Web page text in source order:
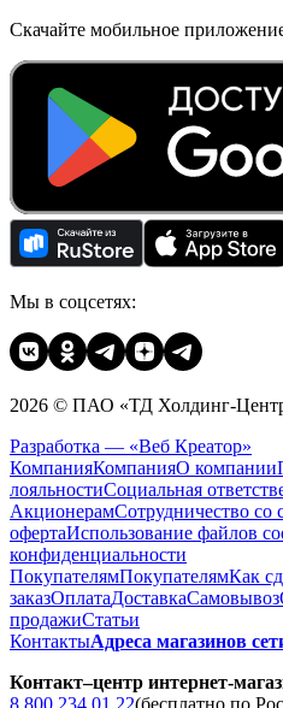
Скачайте мобильное
Мы в соцсетях:
2026 © ПАО «ТД Холдинг-
Разработка — «Веб Креатор»
КомпанияКомпанияО компании
лояльностиСоциальная
АкционерамСотрудничество со
офертаИспользование файлов
конфиденциальности
ПокупателямПокупателямКак
заказОплатаДоставкаCамовывоз
продажиСтатьи
КонтактыАдреса магазинов
Контакт–центр интернет-
8 800 234 01 22(бесплатно по